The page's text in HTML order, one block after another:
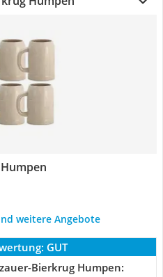
weitere Angebote
GUT
Bierkrug Humpen: